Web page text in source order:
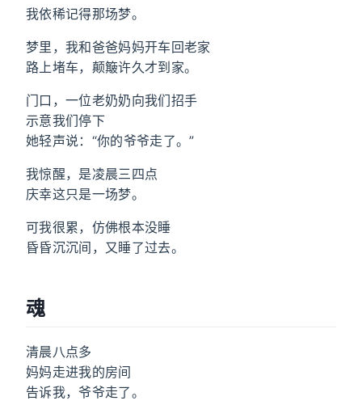
我依稀记得那场梦。
梦里，我和爸爸妈妈开车回老家
路上堵车，颠簸许久才到家。
门口，一位老奶奶向我们招手
示意我们停下
她轻声说：“你的爷爷走了。”
我惊醒，是凌晨三四点
庆幸这只是一场梦。
可我很累，仿佛根本没睡
昏昏沉沉间，又睡了过去。
魂
清晨八点多
妈妈走进我的房间
告诉我，爷爷走了。